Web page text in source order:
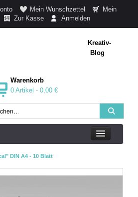
Mein Wunschzettel
Mein
Zur Kasse Anmelden
Kreativ-
Blog
Warenkorb
0 Artikel - 0,00 €
DIN A4 - 10 Blatt